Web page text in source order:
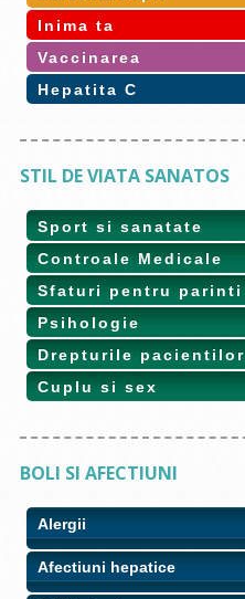
Inima ta
Vaccinarea
Hepatita C
STIL DE VIATA SANATOS
Sport si sanatate
Controale Medicale
Sfaturi pentru parinti
Psihologie
Drepturile pacientilor
Cuplu si sex
BOLI SI AFECTIUNI
Alergii
Afectiuni hepatice